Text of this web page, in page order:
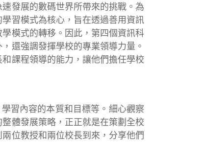
發展的數碼世界所帶來的挑戰。為
習模式為核心，旨在透過善用資訊
模式的轉移。因此，第四個資訊科
還強調發揮學校的專業領導力量。
課程領導的能力，讓他們擔任學校
習內容的本質和目標等。細心觀察
體發展策略，正正就是在策劃全校
位教授和兩位校長到來，分享他們